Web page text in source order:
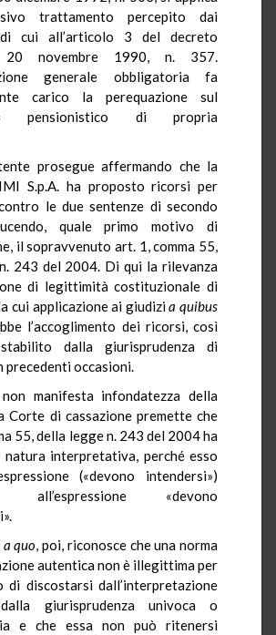
trattamento percepito dai
cui all’articolo 3 del decreto
20 novembre 1990, n. 357.
generale obbligatoria fa
carico la perequazione sul
pensionistico di propria
prosegue affermando che la
S.p.A. ha proposto ricorsi per
le due sentenze di secondo
quale primo motivo di
il sopravvenuto art. 1, comma 55,
243 del 2004. Di qui la rilevanza
di legittimità costituzionale di
cui applicazione ai giudizia quibus
l’accoglimento dei ricorsi, così
dalla giurisprudenza di
occasioni.
manifesta infondatezza della
Corte di cassazione premette che
55, della legge n. 243 del 2004 ha
natura interpretativa, perché esso
(«devono intendersi»)
all’espressione «devono
a quo, poi, riconosce che una norma
autentica non è illegittima per
discostarsi dall’interpretazione
giurisprudenza univoca o
e che essa non può ritenersi